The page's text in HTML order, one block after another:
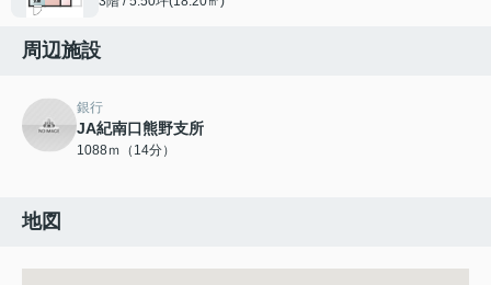
周辺施設
銀行
JA紀南口熊野支所
1088ｍ（14分）
地図